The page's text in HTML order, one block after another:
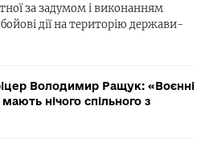
за задумом і виконанням
дії на територію держави-
Володимир Ращук: «Воєнні
нічого спільного з